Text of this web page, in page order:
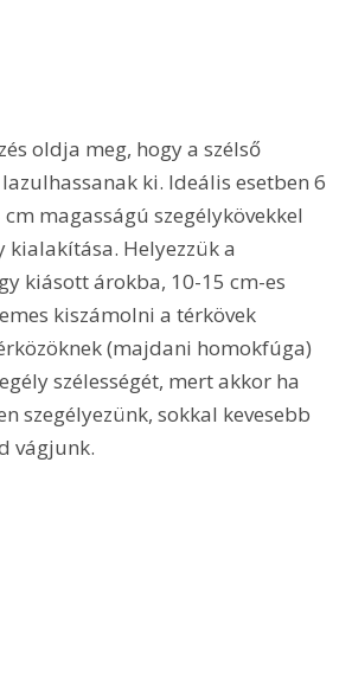
oldja meg, hogy a szélső
ki. Ideális esetben 6
magasságú szegélykövekkel
kialakítása. Helyezzük a
kiásott árokba, 10-15 cm-es
kiszámolni a térkövek
(majdani homokfúga)
szélességét, mert akkor ha
szegélyezünk, sokkal kevesebb
vágjunk.